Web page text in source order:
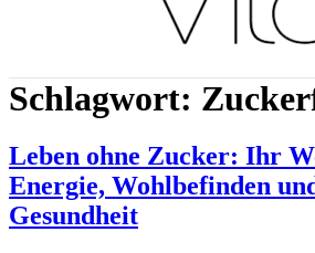
Schlagwort:
Leben ohne Zucker: Ihr
Energie, Wohlbefinden
Gesundheit